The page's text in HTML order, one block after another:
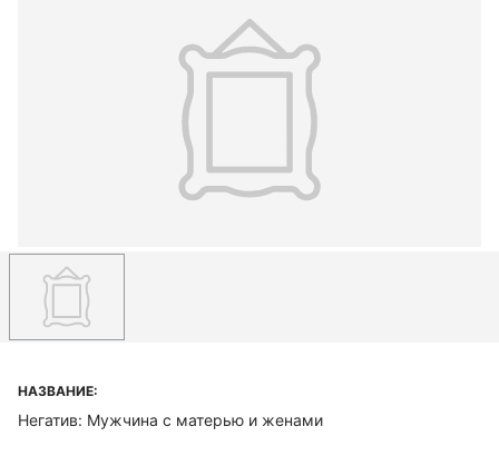
НАЗВАНИЕ:
Негатив: Мужчина с матерью и женами